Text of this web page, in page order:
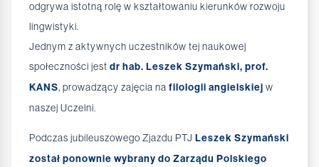
odgrywa istotną rolę w kształtowaniu kierunków rozwoju
lingwistyki.
Jednym z aktywnych uczestników tej naukowej
społeczności jest dr hab. Leszek Szymański, prof.
KANS, prowadzący zajęcia na filologii angielskiej w
naszej Uczelni.
Podczas jubileuszowego Zjazdu PTJ Leszek Szymański
został ponownie wybrany do Zarządu Polskiego